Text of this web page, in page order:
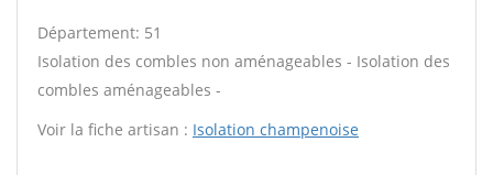
Département: 51
Isolation des combles non aménageables - Isolation des
combles aménageables -
Voir la fiche artisan : Isolation champenoise